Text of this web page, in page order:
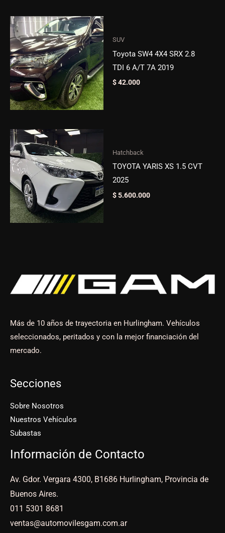
SUV
Toyota SW4 4X4 SRX 2.8
TDI 6 A/T 7A 2019
$42.000
Hatchback
TOYOTA YARIS XS 1.5 CVT
2025
$5.600.000
Más de 10 años de trayectoria en Hurlingham. Vehículos
seleccionados, peritados y con la mejor financiación del
mercado.
Secciones
Sobre Nosotros
Nuestros Vehículos
Subastas
Información de Contacto
Av. Gdor. Vergara 4300, B1686 Hurlingham, Provincia de
Buenos Aires.
011 5301 8681
ventas@automovilesgam.com.ar